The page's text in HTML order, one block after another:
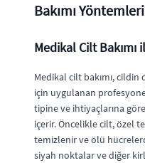
Bakımı
Medikal Cilt Bakımı
Medikal cilt bakımı, cildin
için uygulanan
tipine ve ihtiyaçlarına
içerir. Öncelikle cilt, özel
temizlenir ve ölü
siyah noktalar ve diğer